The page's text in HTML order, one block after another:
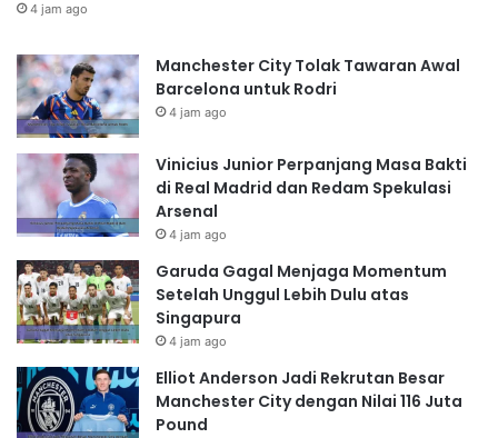
4 jam ago
Manchester City Tolak Tawaran Awal
Barcelona untuk Rodri
4 jam ago
Vinicius Junior Perpanjang Masa Bakti
di Real Madrid dan Redam Spekulasi
Arsenal
4 jam ago
Garuda Gagal Menjaga Momentum
Setelah Unggul Lebih Dulu atas
Singapura
4 jam ago
Elliot Anderson Jadi Rekrutan Besar
Manchester City dengan Nilai 116 Juta
Pound